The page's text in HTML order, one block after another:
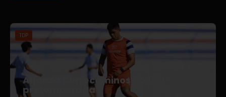
TDP
Afianza Correcaminos TDP su
pretemporada